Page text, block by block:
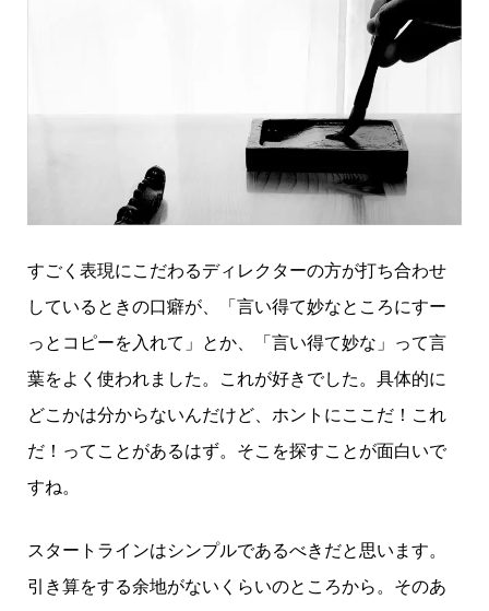
すごく表現にこだわるディレクターの方が打ち合わせ
しているときの口癖が、「言い得て妙なところにすー
っとコピーを入れて」とか、「言い得て妙な」って言
葉をよく使われました。これが好きでした。具体的に
どこかは分からないんだけど、ホントにここだ！これ
だ！ってことがあるはず。そこを探すことが面白いで
すね。
スタートラインはシンプルであるべきだと思います。
引き算をする余地がないくらいのところから。そのあ